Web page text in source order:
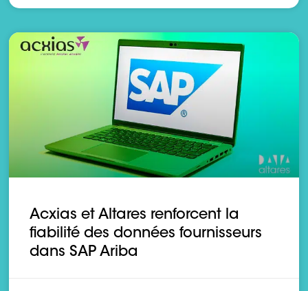
Acxias et Altares renforcent la
fiabilité des données fournisseurs
dans SAP Ariba